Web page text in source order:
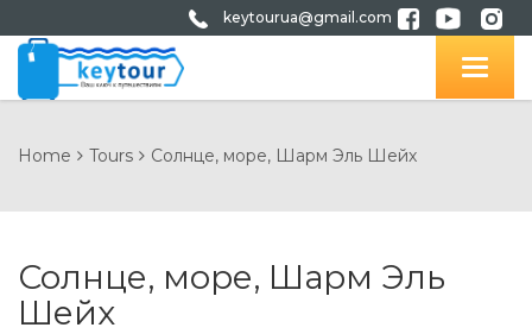
keytourua@gmail.com
Home Tours Солнце, море, Шарм Эль Шейх
Солнце, море, Шарм Эль
Шейх